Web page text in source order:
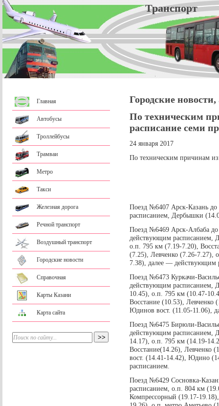
Главная
Автобусы
Троллейбусы
Трамваи
Метро
Такси
Железная дорога
Речной транспорт
Воздушный транспорт
Городские новости
Справочная
Карты Казани
Карта сайта
Городские
По техническим
расписание семи
24 января 2017
По техническим причинам
Поезд №6407 Арск-Казань
расписанием, Дербышки
Поезд №6469 Арск-Албаба
действующим расписанием,
о.п. 795 км (7.19-7.20),
(7.25), Левченко (7.26-7.27),
7.38), далее — действующим
Поезд №6473 Куркачи-
действующим расписанием,
10.45), о.п. 795 км (10.47-
Восстание (10.53),
Юдинов вост. (11.05-11.06),
Поезд №6475 Бирюли-
действующим расписанием,
14.17), о.п. 795 км (14.19-
Восстание(14.26), Левченко
вост. (14.41-14.42), Юдино
расписанием.
Поезд №6429 Сосновка-
расписанием, о.п. 804 км
Компрессорный (19.17-